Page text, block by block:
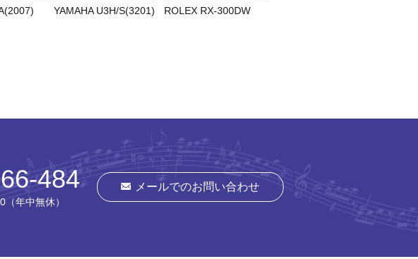
Ki-60WI(2308) YAMAHA U300(5494) KAWAI K-400(2687)
484
年中無休）
メールでのお問い合わせ